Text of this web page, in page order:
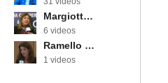
Margiotta Angela
6 videos
Ramello Cinzia
1 videos